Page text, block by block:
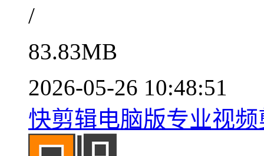
/
83.83MB
2026-05-26 10:48:51
快剪辑电脑版专业视